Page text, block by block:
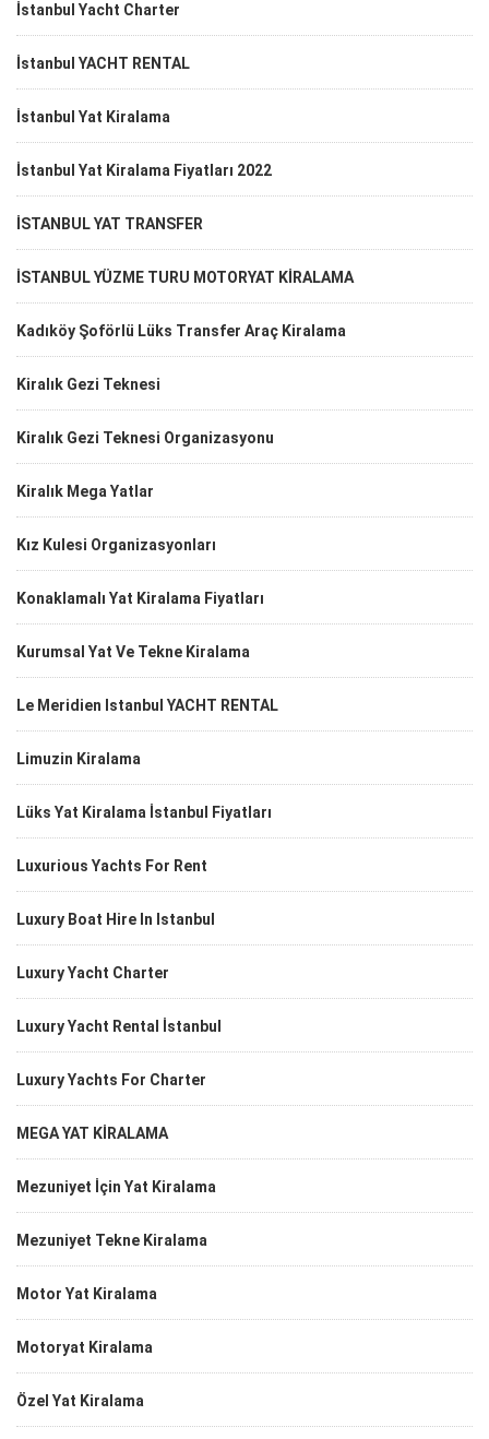
İstanbul Yacht Charter
İstanbul YACHT RENTAL
İstanbul Yat Kiralama
İstanbul Yat Kiralama Fiyatları 2022
İSTANBUL YAT TRANSFER
İSTANBUL YÜZME TURU MOTORYAT KİRALAMA
Kadıköy Şoförlü Lüks Transfer Araç Kiralama
Kiralık Gezi Teknesi
Kiralık Gezi Teknesi Organizasyonu
Kiralık Mega Yatlar
Kız Kulesi Organizasyonları
Konaklamalı Yat Kiralama Fiyatları
Kurumsal Yat Ve Tekne Kiralama
Le Meridien Istanbul YACHT RENTAL
Limuzin Kiralama
Lüks Yat Kiralama İstanbul Fiyatları
Luxurious Yachts For Rent
Luxury Boat Hire In Istanbul
Luxury Yacht Charter
Luxury Yacht Rental İstanbul
Luxury Yachts For Charter
MEGA YAT KİRALAMA
Mezuniyet İçin Yat Kiralama
Mezuniyet Tekne Kiralama
Motor Yat Kiralama
Motoryat Kiralama
Özel Yat Kiralama